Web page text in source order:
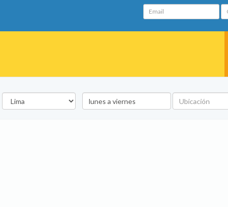
Email
Departamento
Palabra
clave
Ubicación